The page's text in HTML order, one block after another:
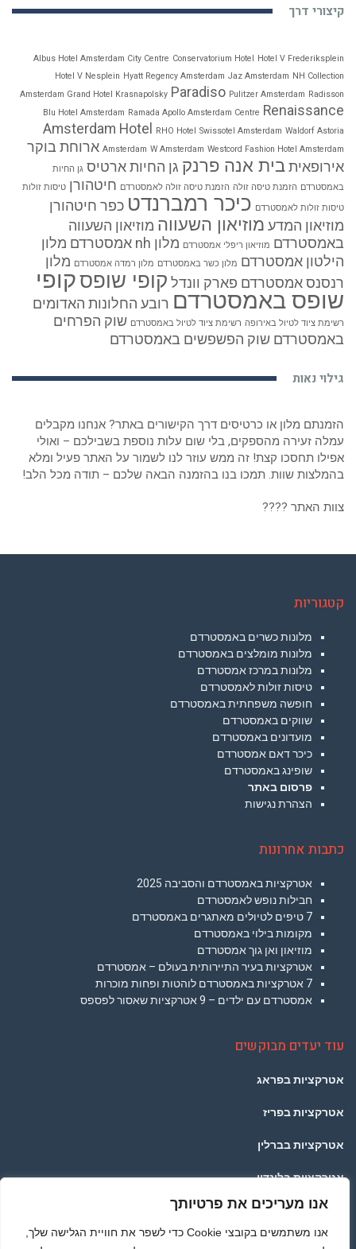
אנו מעריכים את פרטיותך
אנו משתמשים בקובצי Cookie כדי לשפר את חוויית הגלישה שלך,
קיצורי דרך
Albus Hotel Amsterdam City Centre Conservatorium Hotel Hotel V Frederiksplein
Hotel V Nesplein Hyatt Regency Amsterdam Jaz Amsterdam NH Collection
Amsterdam Grand Hotel Krasnapolsky Paradiso Pulitzer Amsterdam Radisson
Blu Hotel Amsterdam Ramada Apollo Amsterdam Centre Renaissance
Amsterdam Hotel
RHO Hotel Swissotel Amsterdam Waldorf Astoria
Amsterdam W Amsterdam Westcord Fashion Hotel Amsterdam
ארוחת בוקר
אירופאית בית אנה פרנק גן החיות ארטיס גן החיות
באמסטרדם הזמנת טיסה זולה הזמנת טיסה זולה לאמסטרדם חיטהורן טיסות זולות
טיסות זולות לאמסטרדם כיכר רמברנדט כפר חיטהורן
מוזיאון המדע מוזיאון השעווה מוזיאון השעווה
באמסטרדם מוזיאון ריפלי אמסטרדם מלון nh אמסטרדם
מלון
הילטון אמסטרדם מלון כשר באמסטרדם מלון רמדה אמסטרדם מלון
רנסנס אמסטרדם פארק וונדל קופי שופסקופי
שופס באמסטרדם רובע החלונות האדומים
רשימת ציוד לטיול באירופה רשימת ציוד לטיול באמסטרדם שוק הפרחים
באמסטרדם שוק הפשפשים באמסטרדם
גילוי נאות
הזמנתם מלון או כרטיסים דרך הקישורים באתר? אנחנו מקבלים
עמלה זעירה מהספקים, בלי שום עלות נוספת בשבילכם – ואולי
אפילו תחסכו קצת! זה ממש עוזר לנו לשמור על האתר פעיל ומלא
בהמלצות שוות. תמכו בנו בהזמנה הבאה שלכם – תודה מכל הלב!
צוות האתר ????
קטגוריות
מלונות כשרים באמסטרדם
מלונות מומלצים באמסטרדם
מלונות במרכז אמסטרדם
טיסות זולות לאמסטרדם
חופשה משפחתית באמסטרדם
שווקים באמסטרדם
מועדונים באמסטרדם
כיכר דאם אמסטרדם
שופינג באמסטרדם
פרסום באתר
הצהרת נגישות
כתבות אחרונות
אטרקציות באמסטרדם והסביבה 2025
חבילות נופש לאמסטרדם
7 טיפים לטיולים מאתגרים באמסטרדם
מקומות בילוי באמסטרדם
מוזיאון ואן גוך אמסטרדם
אטרקציות בעיר התיירותית בעולם – אמסטרדם
7 אטרקציות באמסטרדם לוהטות ופחות מוכרות
אמסטרדם עם ילדים – 9 אטרקציות שאסור לפספס
עוד יעדים מבוקשים
אטרקציות בפראג
אטרקציות בפריז
אטרקציות בברלין
אטרקציות בלונדון
אטרקציות בתאילנד